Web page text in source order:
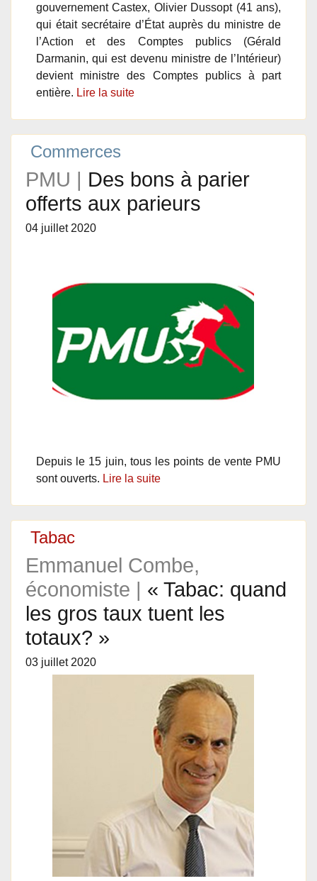
gouvernement Castex, Olivier Dussopt (41 ans),
qui était secrétaire d’État auprès du ministre de
l’Action et des Comptes publics (Gérald
Darmanin, qui est devenu ministre de l’Intérieur)
devient ministre des Comptes publics à part
entière. Lire la suite
Commerces
PMU | Des bons à parier
offerts aux parieurs
04 juillet 2020
Depuis le 15 juin, tous les points de vente PMU
sont ouverts. Lire la suite
Tabac
Emmanuel Combe,
économiste | « Tabac: quand
les gros taux tuent les
totaux? »
03 juillet 2020